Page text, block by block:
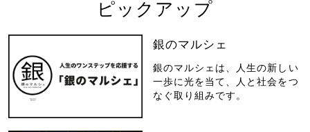
ピックアップ
銀のマルシェ
銀のマルシェは、人生の新しい
一歩に光を当て、人と社会をつ
なぐ取り組みです。